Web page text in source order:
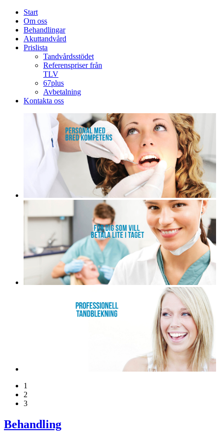
Start
Om oss
Behandlingar
Akuttandvård
Prislista
Tandvårdsstödet
Referenspriser från
TLV
67plus
Avbetalning
Kontakta oss
1
2
3
Behandling